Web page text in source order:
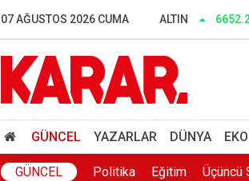
07 AĞUSTOS 2026 CUMA ALTIN
GÜNCEL YAZARLAR DÜNYA
GÜNCEL Politika Eğitim Üçüncü
Kan donduran katliam!
Anlaşma sonrası
45 günde hazırlandı, 120